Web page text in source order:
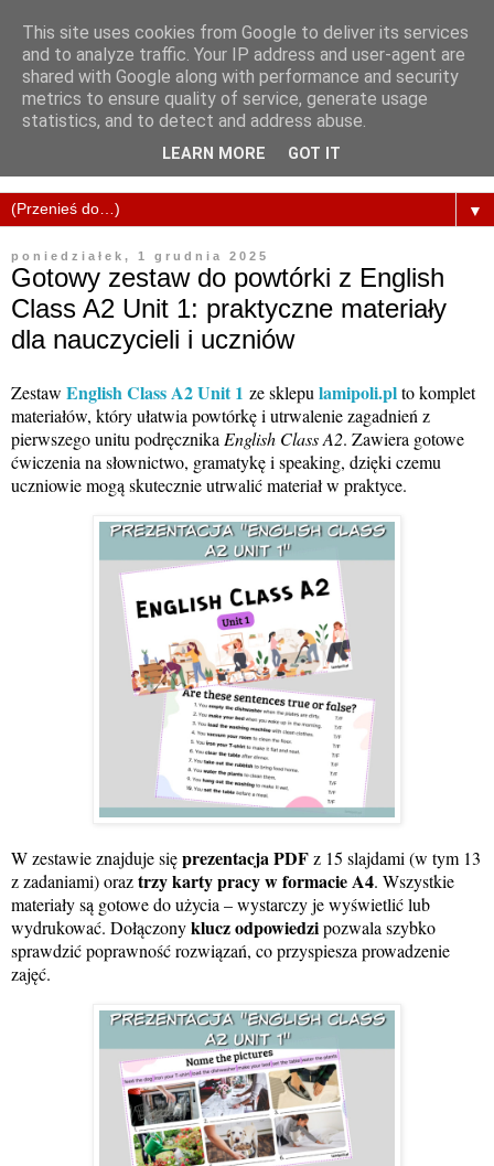
▼
poniedziałek, 1 grudnia 2025
Gotowy zestaw do powtórki z English
Class A2 Unit 1: praktyczne materiały
dla nauczycieli i uczniów
Zestaw English Class A2 Unit 1 ze sklepu lamipoli.plto komplet
materiałów, który ułatwia powtórkę i utrwalenie zagadnień z
pierwszego unitu podręcznika English Class A2. Zawiera gotowe
ćwiczenia na słownictwo, gramatykę i speaking, dzięki czemu
uczniowie mogą skutecznie utrwalić materiał w praktyce.
W zestawie znajduje sięprezentacja PDFz 15 slajdami (w tym 13
z zadaniami) oraztrzy karty pracy w formacie A4. Wszystkie
materiały są gotowe do użycia – wystarczy je wyświetlić lub
wydrukować. Dołączonyklucz odpowiedzipozwala szybko
sprawdzić poprawność rozwiązań, co przyspiesza prowadzenie
zajęć.
This site uses cookies from Google to deliver its services
and to analyze traffic. Your IP address and user-agent are
shared with Google along with performance and security
metrics to ensure quality of service, generate usage
statistics, and to detect and address abuse.
LEARN MORE GOT IT